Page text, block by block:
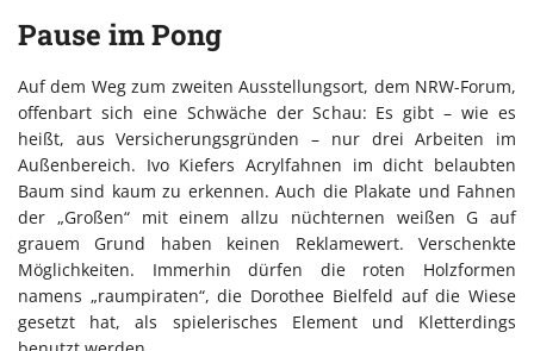
Pause im Pong
Auf dem Weg zum zweiten Ausstellungsort, dem NRW-Forum,
offenbart sich eine Schwäche der Schau: Es gibt – wie es
heißt, aus Versicherungsgründen – nur drei Arbeiten im
Außenbereich. Ivo Kiefers Acrylfahnen im dicht belaubten
Baum sind kaum zu erkennen. Auch die Plakate und Fahnen
der „Großen“ mit einem allzu nüchternen weißen G auf
grauem Grund haben keinen Reklamewert. Verschenkte
Möglichkeiten. Immerhin dürfen die roten Holzformen
namens „raumpiraten“, die Dorothee Bielfeld auf die Wiese
gesetzt hat, als spielerisches Element und Kletterdings